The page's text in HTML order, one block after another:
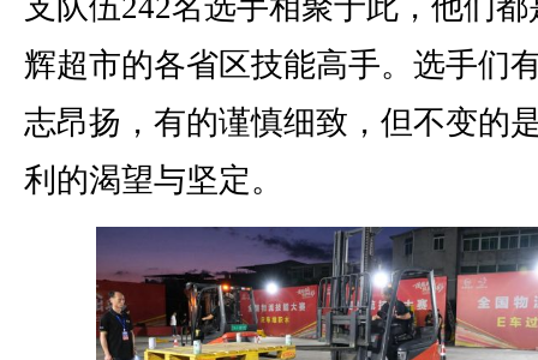
辉超市的各省区技能高手。选手们
志昂扬，有的谨慎细致，但不变的
利的渴望与坚定。